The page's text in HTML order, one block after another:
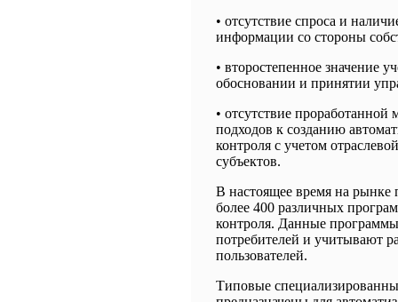
• отсутствие спроса и
информации со стороны
• второстепенное значение
обосновании и принятии
• отсутствие
подходов к созданию
контроля с учетом
субъектов.
В настоящее время на рынке
более 400 различных
контроля. Данные
потребителей и учитывают
пользователей.
Типовые